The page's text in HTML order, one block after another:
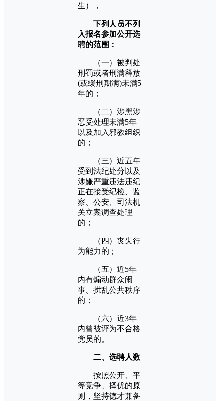
生），
下列人员不列
入报名参加公开选
聘的范围：
（一）被判处
刑罚或者刑满释放
(或缓刑期满)未满5
年的；
（二）涉黑涉
恶受处理未满5年
以及加入邪教组织
的；
（三）近五年
受到法纪处分以及
涉嫌严重违法违纪
正在接受纪检、监
察、公安、司法机
关立案调查处理
的；
（四）丧失行
为能力的；
（五）近5年
内有煽动群众闹
事、扰乱公共秩序
的；
（六）近3年
内曾被评为不合格
党员的。
二、选聘人数
按照公开、平
等竞争、择优的原
则，坚持德才兼备